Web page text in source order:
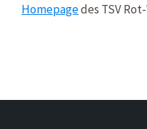
Homepagedes TSV